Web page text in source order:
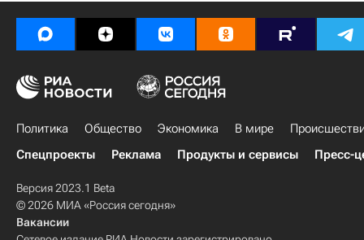
Политика Общество Экономика В мире
Спецпроекты
Реклама Продукты и сервисы Пресс-
Версия 2023.1 Beta
© 2026 МИА «Россия сегодня»
Вакансии